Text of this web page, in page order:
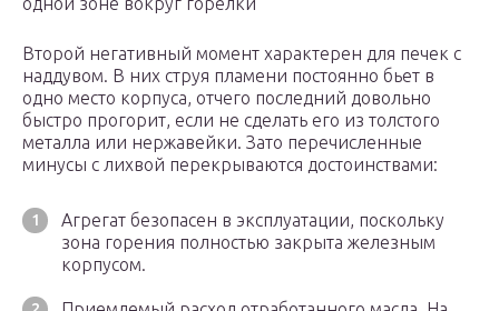
Второй негативный момент характерен для печек с
наддувом. В них струя пламени постоянно бьет в
одно место корпуса, отчего последний довольно
быстро прогорит, если не сделать его из толстого
металла или нержавейки. Зато перечисленные
минусы с лихвой перекрываются достоинствами:
Агрегат безопасен в эксплуатации, поскольку
зона горения полностью закрыта железным
корпусом.